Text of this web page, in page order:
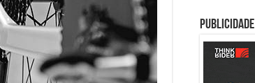
Publicidade